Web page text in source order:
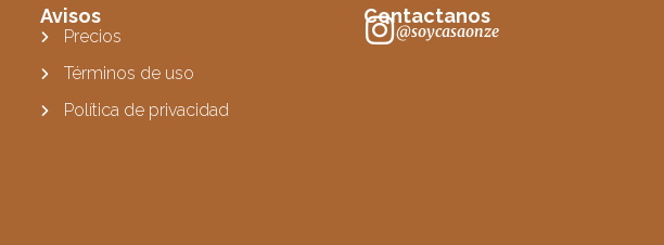
Avisos
Precios
Términos de uso
Política de privacidad
Contactanos
@soycasaonze